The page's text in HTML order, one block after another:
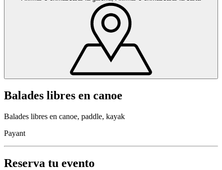
Balades libres en canoe
Balades libres en canoe, paddle, kayak
Payant
Reserva tu evento